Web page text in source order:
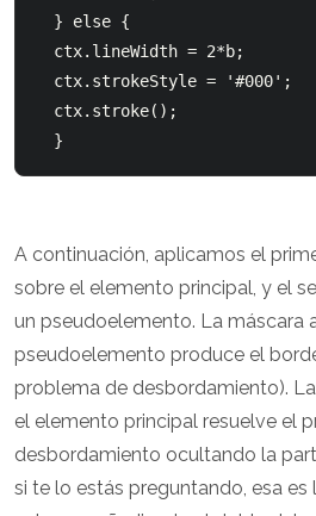
  }
A continuación, aplicamos el
sobre el elemento principal, y el
un pseudoelemento. La máscara
pseudoelemento produce el
problema de desbordamiento).
el elemento principal resuelve el
desbordamiento ocultando la
si te lo estás preguntando, esa es